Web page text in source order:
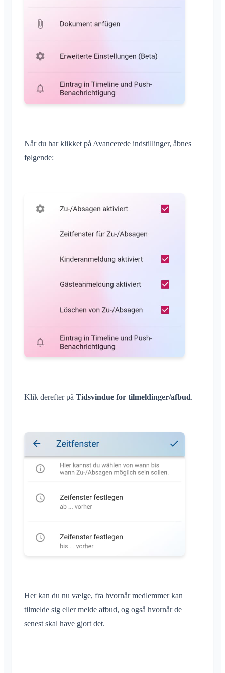
Når du har klikket på Avancerede indstillinger, åbnes
følgende:
Klik derefter på Tidsvindue for tilmeldinger/afbud.
Her kan du nu vælge, fra hvornår medlemmer kan
tilmelde sig eller melde afbud, og også hvornår de
senest skal have gjort det.